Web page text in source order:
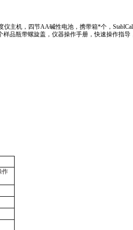
仪主机，四节AA碱性电池，携带箱*个，
样品瓶带螺旋盖，仪器操作手册，快速操作指导
作